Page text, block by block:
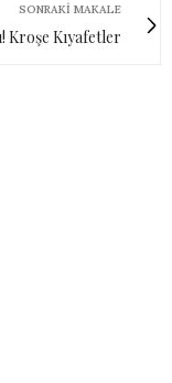
SONRAKI MAKALE
Kroşe Kıyafetler